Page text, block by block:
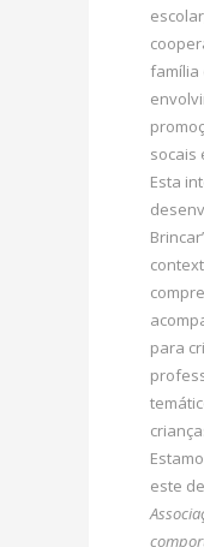
família
socais
Esta
para
este